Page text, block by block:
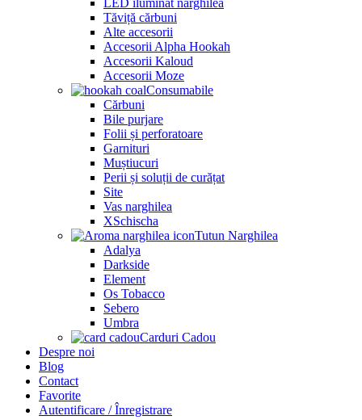
LED iluminat narghilea
Tăviță cărbuni
Alte accesorii
Accesorii Alpha Hookah
Accesorii Kaloud
Accesorii Moze
Consumabile
Cărbuni
Bile purjare
Folii și perforatoare
Garnituri
Muștiucuri
Perii și soluții de curățat
Site
Vas narghilea
XSchischa
Tutun Narghilea
Adalya
Darkside
Element
Os Tobacco
Sebero
Umbra
Carduri Cadou
Despre noi
Blog
Contact
Favorite
Autentificare / Înregistrare